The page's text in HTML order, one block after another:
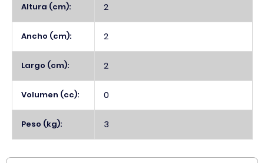
Altura (cm): 2
Ancho (cm): 2
Largo (cm): 2
Volumen (cc): 0
Peso (kg): 3